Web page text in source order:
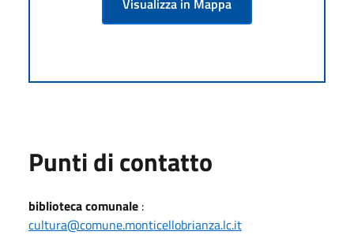
Punti di contatto
biblioteca comunale :
cultura@comune.monticellobrianza.lc.it